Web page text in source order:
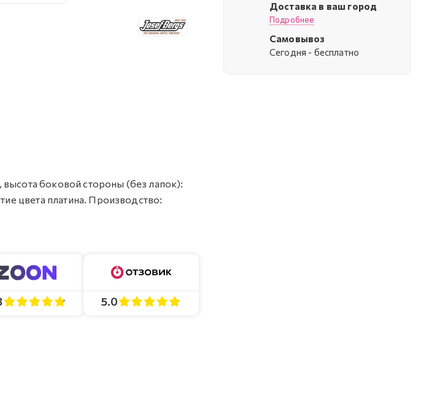
боковой стороны (без лапок):
цвета платина. Производство:
5.0
Доставка в ваш город
Подробнее
Самовывоз
Cегодня - бесплатно